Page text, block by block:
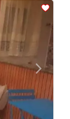
arrow_forward_iosNext